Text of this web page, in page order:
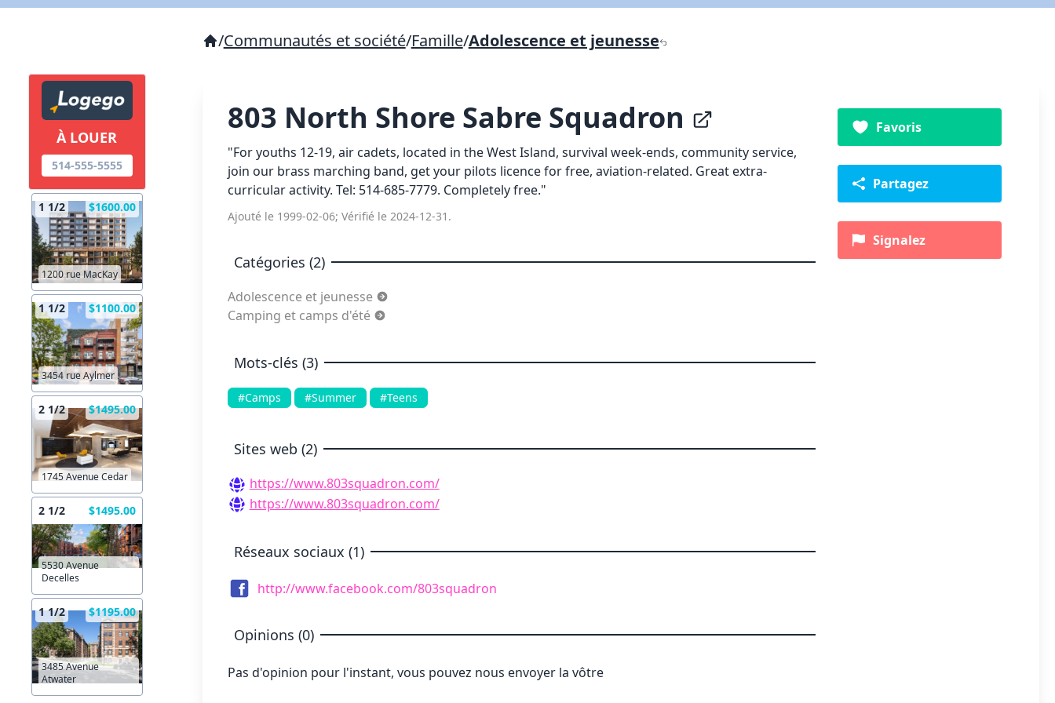
À LOUER
514-555-5555
1 1/2 $1600.00
1200 rue MacKay
1 1/2 $1100.00
3454 rue Aylmer
2 1/2 $1495.00
1745 Avenue Cedar
2 1/2 $1495.00
5530 Avenue
Decelles
1 1/2 $1195.00
3485 Avenue
Atwater
/Communautés et société/Famille/Adolescence et jeunesse
803 North Shore Sabre Squadron
"For youths 12-19, air cadets, located in the West Island, survival week-ends, community service,
join our brass marching band, get your pilots licence for free, aviation-related. Great extra-
curricular activity. Tel: 514-685-7779. Completely free."
Ajouté le 1999-02-06; Vérifié le 2024-12-31.
Catégories (2)
Adolescence et jeunesse
Camping et camps d'été
Mots-clés (3)
#Camps #Summer #Teens
Sites web (2)
https://www.803squadron.com/
https://www.803squadron.com/
Réseaux sociaux (1)
http://www.facebook.com/803squadron
Opinions (0)
Pas d'opinion pour l'instant, vous pouvez nous envoyer la vôtre
Favoris
Partagez
Signalez
X Fermer Envoyez
Copier lien
X Fermer Envoyez